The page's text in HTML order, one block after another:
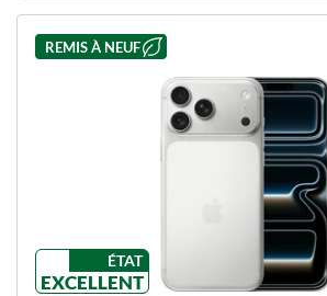
REMIS À NEUF
ÉTAT
EXCELLENT